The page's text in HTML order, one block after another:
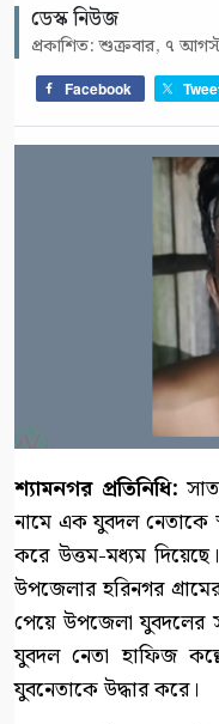
ডেস্ক নিউজ
প্রকাশিত: শুক্রবার, ৭
Facebook
শ্যামনগর প্রতিনিধি:
নামে এক যুবদল নেতাকে
করে উত্তম-মধ্যম
উপজেলার হরিনগর
পেয়ে উপজেলা
যুবদল নেতা হাফিজ
যুবনেতাকে উদ্ধার করে।